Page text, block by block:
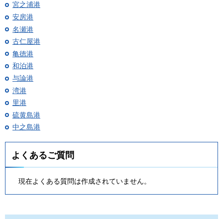
宮之浦港
安房港
名瀬港
古仁屋港
亀徳港
和泊港
与論港
湾港
里港
硫黄島港
中之島港
よくあるご質問
現在よくある質問は作成されていません。